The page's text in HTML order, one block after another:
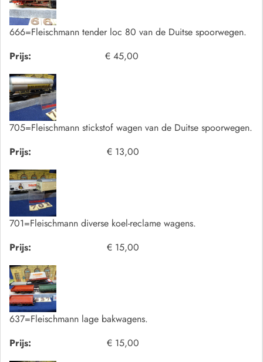
666=Fleischmann tender loc 80 van de Duitse spoorwegen.
Prijs:
€ 45,00
705=Fleischmann stickstof wagen van de Duitse spoorwegen.
Prijs:
€ 13,00
701=Fleischmann diverse koel-reclame wagens.
Prijs:
€ 15,00
637=Fleischmann lage bakwagens.
Prijs:
€ 15,00